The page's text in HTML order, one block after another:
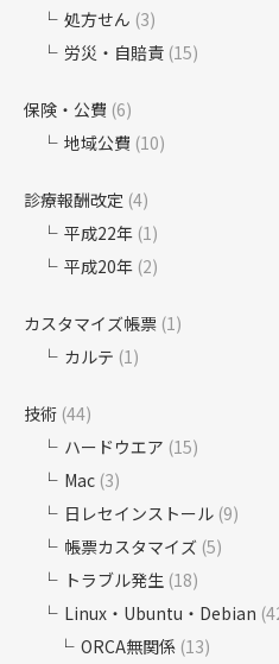
処方せん (3)
労災・自賠責 (15)
保険・公費 (6)
地域公費 (10)
診療報酬改定 (4)
平成22年 (1)
平成20年 (2)
カスタマイズ帳票 (1)
カルテ (1)
技術 (44)
ハードウエア (15)
Mac (3)
日レセインストール (9)
帳票カスタマイズ (5)
トラブル発生 (18)
Linux・Ubuntu・Debian
ORCA無関係 (13)